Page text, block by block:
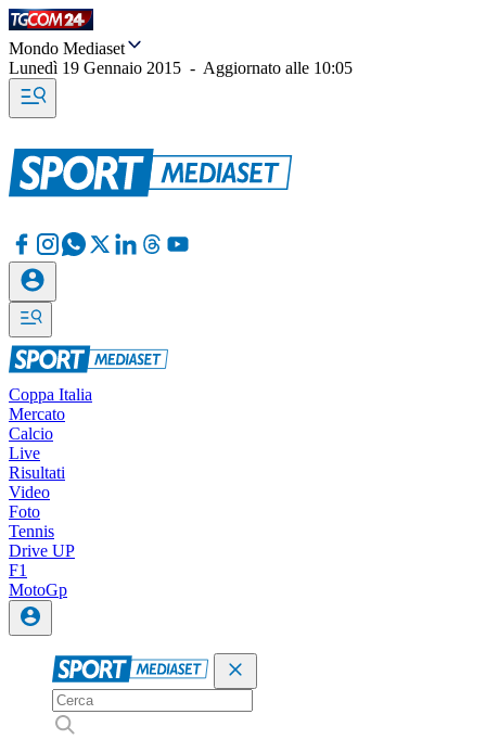
Mondo Mediaset
Lunedì 19 Gennaio 2015 - Aggiornato alle 10:05
Coppa Italia
Mercato
Calcio
Live
Risultati
Video
Foto
Tennis
Drive UP
F1
MotoGp